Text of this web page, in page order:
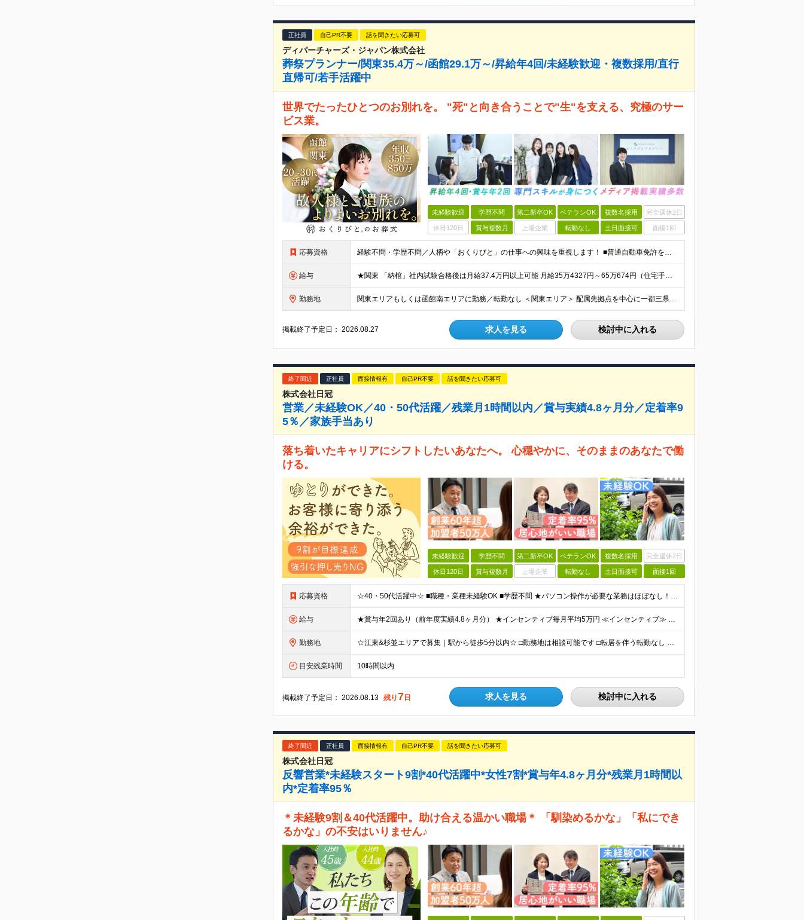
正社員 自己PR不要 話を聞きたい応募可
ディパーチャーズ・ジャパン株式会社
葬祭プランナー/関東35.4万～/函館29.1万～/昇給年4回/未経験歓迎・複数採用/直行
直帰可/若手活躍中
世界でたったひとつのお別れを。 "死"と向き合うことで"生"を支える、究極のサー
ビス業。
未経験歓迎 学歴不問 第二新卒OK ベテランOK 複数名採用 完全週休2日
休日120日 賞与複数月 上場企業 転勤なし 土日面接可 面接1回
応募資格 経験不問・学歴不問／人柄や「おくりびと」の仕事への興味を重視します！ ■普通自動車免許をお持ちの方（AT限定可） ※現場間の移動等で運転の頻度が高いため、運転に抵抗のない方を想定しています 《以下
給与 ★関東 「納棺」社内試験合格後は月給37.4万円以上可能 月給35万4327円～65万674円（住宅手当2万円、固定残業代40時間分／月7万9327円～含む）+各種手当+賞与年2回 ※固定残業時間
勤務地 関東エリアもしくは函館南エリアに勤務／転勤なし ＜関東エリア＞ 配属先拠点を中心に一都三県にてお仕事をしていただきます。 ご希望を伺ったうえで、募集状況に応じていずれかの勤務地に配属となります。
掲載終了予定日：2026.08.27 求人を見る 検討中に入れる
終了間近 正社員 面接情報有 自己PR不要 話を聞きたい応募可
株式会社日冠
営業／未経験OK／40・50代活躍／残業月1時間以内／賞与実績4.8ヶ月分／定着率9
5％／家族手当あり
落ち着いたキャリアにシフトしたいあなたへ。 心穏やかに、そのままのあなたで働
ける。
未経験歓迎 学歴不問 第二新卒OK ベテランOK 複数名採用 完全週休2日
休日120日 賞与複数月 上場企業 転勤なし 土日面接可 面接1回
応募資格 ☆40・50代活躍中☆ ■職種・業種未経験OK ■学歴不問 ★パソコン操作が必要な業務はほぼなし！ 調べ物があれば事業所にいる事務スタッフが対応します。 ★30代・40代・50代の幅広い年代が活躍中
給与 ★賞与年2回あり（前年度実績4.8ヶ月分） ★インセンティブ毎月平均5万円 ≪インセンティブ≫ 互助会：1件成約につき2万2000円～4万3000円程度。 生命保険：1件成約につき1万円～4万円程度
勤務地 ☆江東&杉並エリアで募集｜駅から徒歩5分以内☆ □勤務地は相談可能です □転居を伴う転勤なし 【江東営業所】東京都江東区亀戸2-17-7 4F 【城西営業所】東京都杉並区高円寺北2-1-9 2F
目安残業時間 10時間以内
掲載終了予定日：2026.08.13 残り7 日 求人を見る 検討中に入れる
終了間近 正社員 面接情報有 自己PR不要 話を聞きたい応募可
株式会社日冠
反響営業*未経験スタート9割*40代活躍中*女性7割*賞与年4.8ヶ月分*残業月1時間以
内*定着率95％
＊未経験9割＆40代活躍中。助け合える温かい職場＊ 「馴染めるかな」「私にでき
るかな」の不安はいりません♪